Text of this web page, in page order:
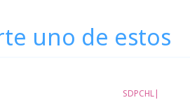
uno de estos
SDPCHL|